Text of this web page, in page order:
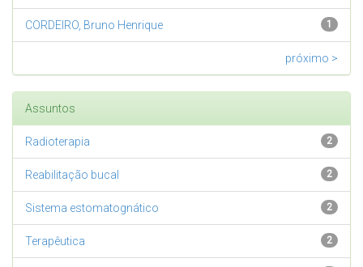
1
CORDEIRO, Bruno Henrique
próximo >
Assuntos
2
Radioterapia
2
Reabilitação bucal
2
Sistema estomatognático
2
Terapêutica